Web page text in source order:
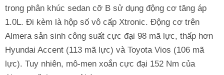
trong phân khúc sedan cỡ B sử dụng động cơ tăng áp
1.0L. Đi kèm là hộp số vô cấp Xtronic. Động cơ trên
Almera sản sinh công suất cực đại 98 mã lực, thấp hơn
Hyundai Accent (113 mã lực) và Toyota Vios (106 mã
lực). Tuy nhiên, mô-men xoắn cực đại 152 Nm của